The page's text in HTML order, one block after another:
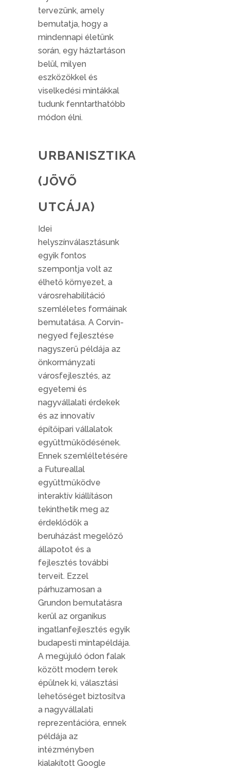
tervezünk, amely
bemutatja, hogy a
mindennapi életünk
során, egy háztartáson
belül, milyen
eszközökkel és
viselkedési mintákkal
tudunk fenntarthatóbb
módon élni.
URBANISZTIKA
(JÖVŐ
UTCÁJA)
Idei
helyszínválasztásunk
egyik fontos
szempontja volt az
élhető környezet, a
városrehabilitáció
szemléletes formáinak
bemutatása. A Corvin-
negyed fejlesztése
nagyszerű példája az
önkormányzati
városfejlesztés, az
egyetemi és
nagyvállalati érdekek
és az innovatív
építőipari vállalatok
együttműködésének.
Ennek szemléltetésére
a Futureallal
együttműködve
interaktív kiállításon
tekinthetik meg az
érdeklődők a
beruházást megelőző
állapotot és a
fejlesztés további
terveit. Ezzel
párhuzamosan a
Grundon bemutatásra
kerül az organikus
ingatlanfejlesztés egyik
budapesti mintapéldája.
A megújuló ódon falak
között modern terek
épülnek ki, választási
lehetőséget biztosítva
a nagyvállalati
reprezentációra, ennek
példája az
intézményben
kialakított Google